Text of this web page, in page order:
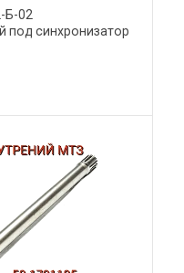
Б-02
под синхронизатор